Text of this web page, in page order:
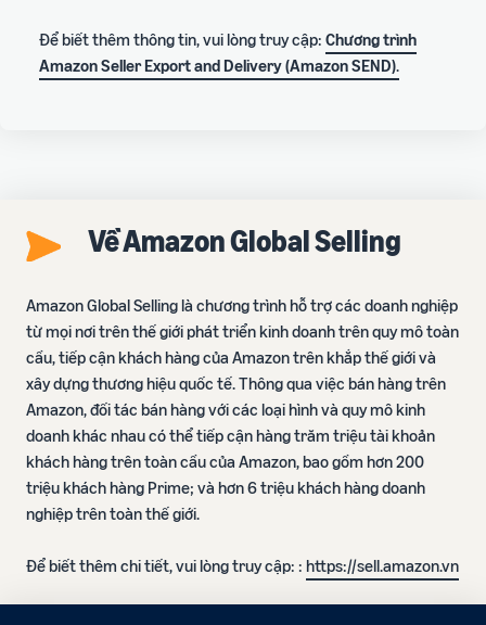
Để biết thêm thông tin, vui lòng truy cập: Chương trình
Amazon Seller Export and Delivery (Amazon SEND).
Về Amazon Global Selling
Amazon Global Selling là chương trình hỗ trợ các doanh nghiệp
từ mọi nơi trên thế giới phát triển kinh doanh trên quy mô toàn
cầu, tiếp cận khách hàng của Amazon trên khắp thế giới và
xây dựng thương hiệu quốc tế. Thông qua việc bán hàng trên
Amazon, đối tác bán hàng với các loại hình và quy mô kinh
doanh khác nhau có thể tiếp cận hàng trăm triệu tài khoản
khách hàng trên toàn cầu của Amazon, bao gồm hơn 200
triệu khách hàng Prime; và hơn 6 triệu khách hàng doanh
nghiệp trên toàn thế giới.
Để biết thêm chi tiết, vui lòng truy cập: : https://sell.amazon.vn